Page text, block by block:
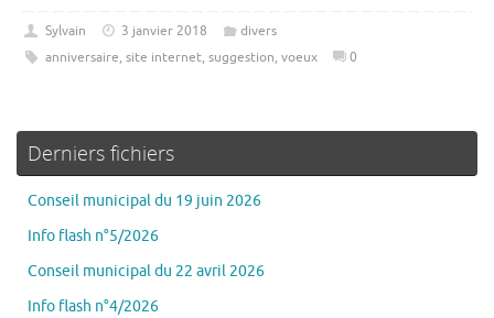
Sylvain 3 janvier 2018
divers
anniversaire, site internet, suggestion, voeux 0
Derniers fichiers
Conseil municipal du 19 juin 2026
Info flash n°5/2026
Conseil municipal du 22 avril 2026
Info flash n°4/2026